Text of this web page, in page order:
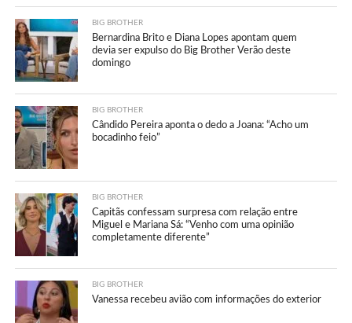
BIG BROTHER
Bernardina Brito e Diana Lopes apontam quem
devia ser expulso do Big Brother Verão deste
domingo
BIG BROTHER
Cândido Pereira aponta o dedo a Joana: “Acho um
bocadinho feio”
BIG BROTHER
Capitãs confessam surpresa com relação entre
Miguel e Mariana Sá: “Venho com uma opinião
completamente diferente”
BIG BROTHER
Vanessa recebeu avião com informações do exterior